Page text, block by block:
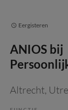
Eergisteren
ANIOS bij
Altrecht,